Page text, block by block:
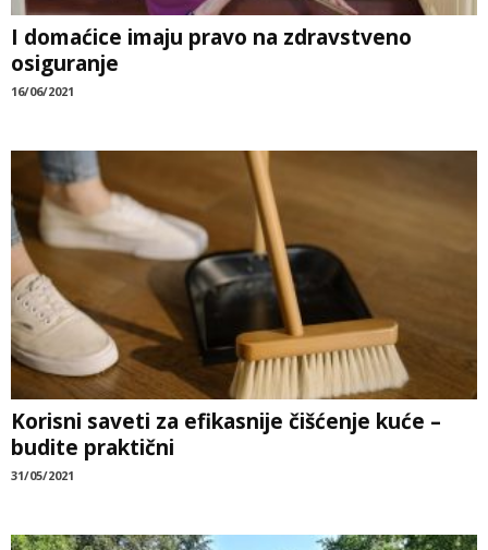
I domaćice imaju pravo na zdravstveno
osiguranje
16/06/2021
Korisni saveti za efikasnije čišćenje kuće –
budite praktični
31/05/2021